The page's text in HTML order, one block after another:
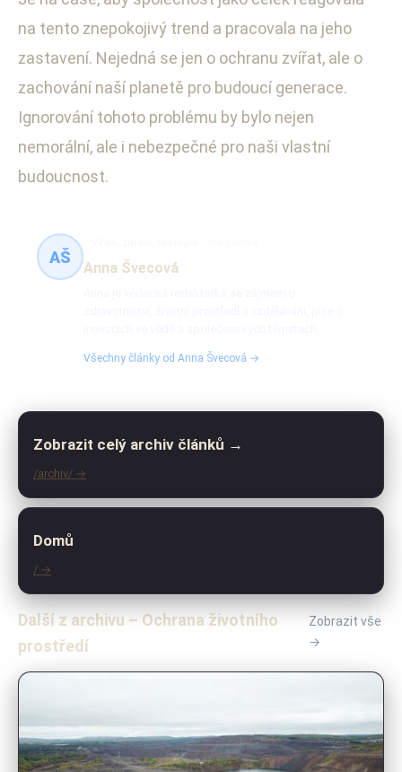
na tento znepokojivý trend a pracovala na jeho
zastavení. Nejedná se jen o ochranu zvířat, ale o
zachování naší planetě pro budoucí generace.
Ignorování tohoto problému by bylo nejen
nemorální, ale i nebezpečné pro naši vlastní
budoucnost.
AŠ
Anna Švecová
Všechny články od Anna Švecová →
Zobrazit celý archiv článků →
/archiv/ →
Domů
/ →
Další z archivu – Ochrana životního
prostředí
Zobrazit vše
→